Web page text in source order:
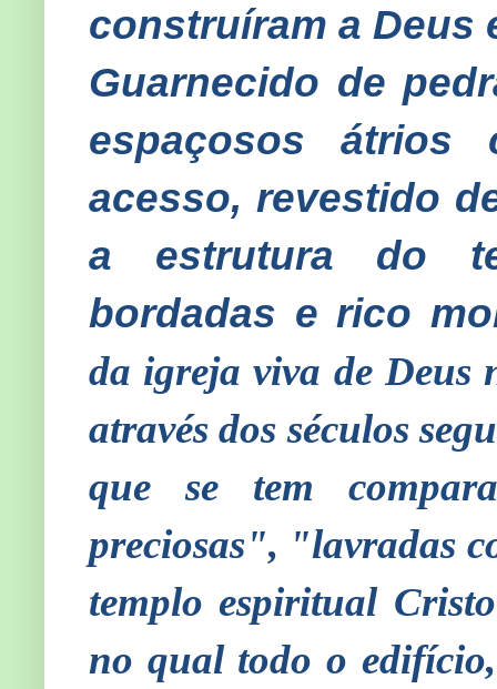
construíram a Deus
Guarnecido de
espaçosos átrios
acesso, revestido
a estrutura do
bordadas e rico
da igreja viva de Deus
através dos séculos
que se tem
preciosas", "lavradas
templo espiritual
no qual todo o